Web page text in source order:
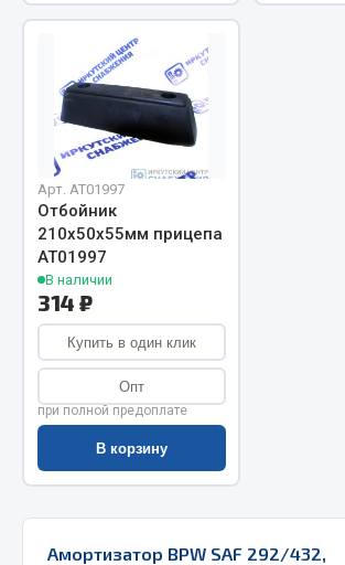
Изолента
Показать ещё
Весь раздел
Запчасти на полуприцепы
Амортизаторы для полуприцепов
Весь раздел
Запчасти КамАЗ
Двигатель
Система питания
Система выпуска газа
Сцепление
Коробка передач
Арт. AT01997
Отбойник
210х50х55мм прицепа
АТ01997
В наличии
314 ₽
Купить в один клик
Опт
при полной предоплате
В корзину
Амортизатор BPW SAF 292/432,